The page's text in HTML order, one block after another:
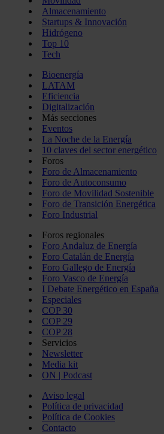
Almacenamiento
Startups & Innovación
Hidrógeno
Top 10
Tech
Bioenergía
LATAM
Eficiencia
Digitalización
Más secciones
Eventos
La Noche de la Energía
10 claves del sector energético
Foros
Foro de Almacenamiento
Foro de Autoconsumo
Foro de Movilidad Sostenible
Foro de Transición Energética
Foro Industrial
Foros regionales
Foro Andaluz de Energía
Foro Catalán de Energía
Foro Gallego de Energía
Foro Vasco de Energía
I Debate Energético en España
Especiales
COP 30
COP 29
COP 28
Servicios
Newsletter
Media kit
ON | Podcast
Aviso legal
Política de privacidad
Política de Cookies
Contacto